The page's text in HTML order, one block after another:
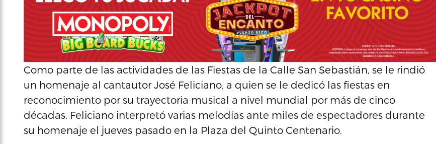
Como parte de las actividades de las Fiestas de la Calle San Sebastián, se le rindió
un homenaje al cantautor José Feliciano, a quien se le dedicó las fiestas en
reconocimiento por su trayectoria musical a nivel mundial por más de cinco
décadas. Feliciano interpretó varias melodías ante miles de espectadores durante
su homenaje el jueves pasado en la Plaza del Quinto Centenario.